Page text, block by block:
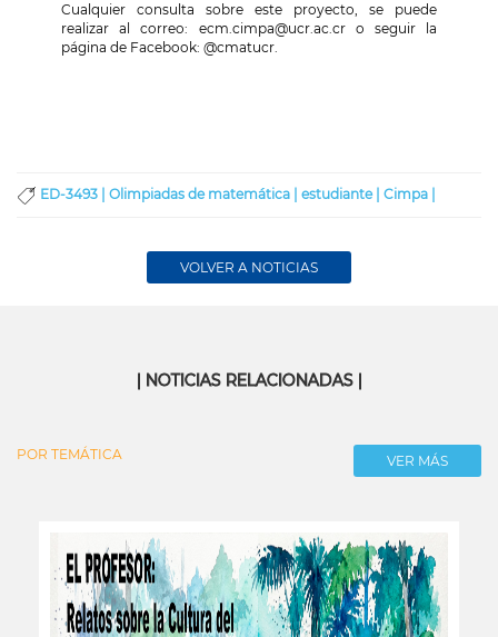
Cualquier consulta sobre este proyecto, se puede
realizar al correo: ecm.cimpa@ucr.ac.cr o seguir la
página de Facebook: @cmatucr.
ED-3493 | Olimpiadas de matemática | estudiante | Cimpa |
VOLVER A NOTICIAS
| NOTICIAS RELACIONADAS |
POR TEMÁTICA VER MÁS